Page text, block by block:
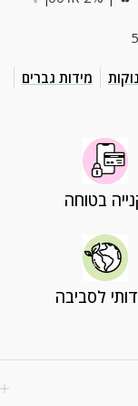
מידות גברים
בטוחה
לסביבה